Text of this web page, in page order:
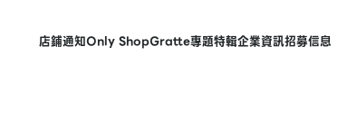
店鋪通知Only ShopGratte專題特輯企業資訊招募信息